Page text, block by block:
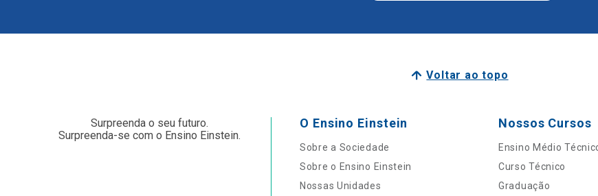
Voltar ao topo
Surpreenda o seu futuro.
Surpreenda-se com o Ensino Einstein.
O Ensino Einstein
Sobre a Sociedade
Sobre o Ensino Einstein
Nossas Unidades
Nossos Cursos
Ensino Médio
Curso Técnico
Graduação